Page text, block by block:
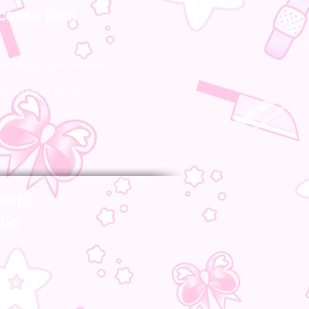
item
official and licensed!
by us!